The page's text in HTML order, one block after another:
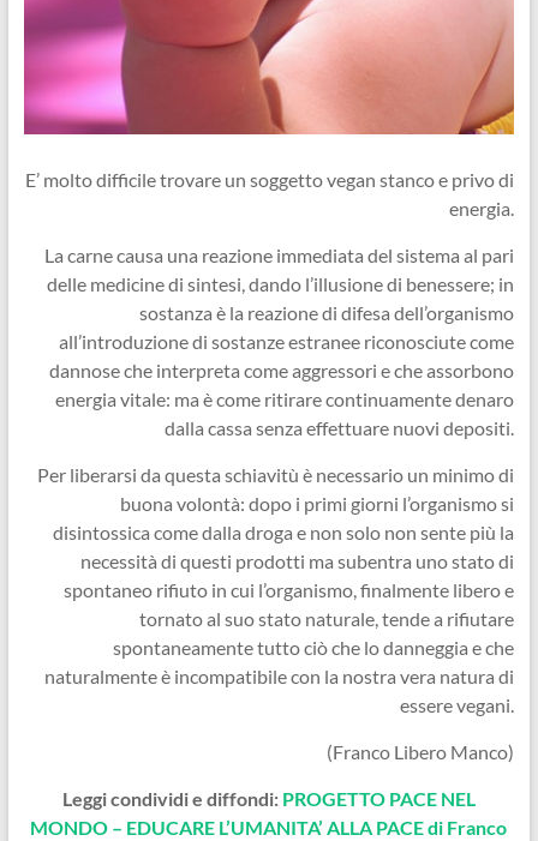
E’ molto difficile trovare un soggetto vegan stanco e privo di
energia.
La carne causa una reazione immediata del sistema al pari
delle medicine di sintesi, dando l’illusione di benessere; in
sostanza è la reazione di difesa dell’organismo
all’introduzione di sostanze estranee riconosciute come
dannose che interpreta come aggressori e che assorbono
energia vitale: ma è come ritirare continuamente denaro
dalla cassa senza effettuare nuovi depositi.
Per liberarsi da questa schiavitù è necessario un minimo di
buona volontà: dopo i primi giorni l’organismo si
disintossica come dalla droga e non solo non sente più la
necessità di questi prodotti ma subentra uno stato di
spontaneo rifiuto in cui l’organismo, finalmente libero e
tornato al suo stato naturale, tende a rifiutare
spontaneamente tutto ciò che lo danneggia e che
naturalmente è incompatibile con la nostra vera natura di
essere vegani.
(Franco Libero Manco)
Leggi condividi e diffondi: PROGETTO PACE NEL
MONDO – EDUCARE L’UMANITA’ ALLA PACE di Franco